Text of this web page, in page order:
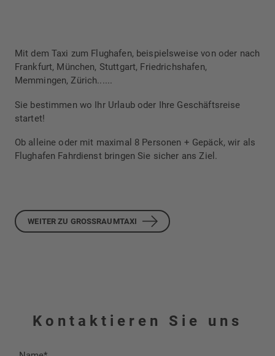
Mit dem Taxi zum Flughafen, beispielsweise von oder nach
Frankfurt, München, Stuttgart, Friedrichshafen,
Memmingen, Zürich......
Sie bestimmen wo Ihr Urlaub oder Ihre Geschäftsreise
startet!
Ob alleine oder mit maximal 8 Personen + Gepäck, wir als
Flughafen Fahrdienst bringen Sie sicher ans Ziel.
WEITER ZU GROSSRAUMTAXI
Kontaktieren Sie uns